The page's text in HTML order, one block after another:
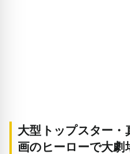
大型トップスター・
画のヒーローで大劇